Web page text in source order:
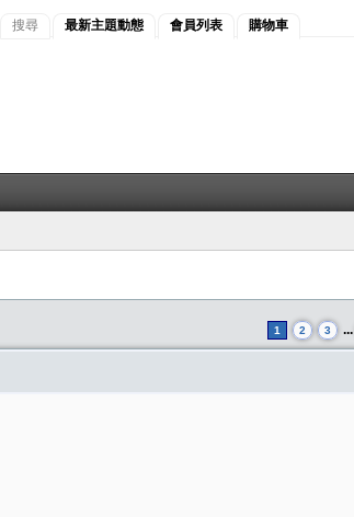
搜尋 最新主題動態 會員列表 購物車
1 2 3 ...